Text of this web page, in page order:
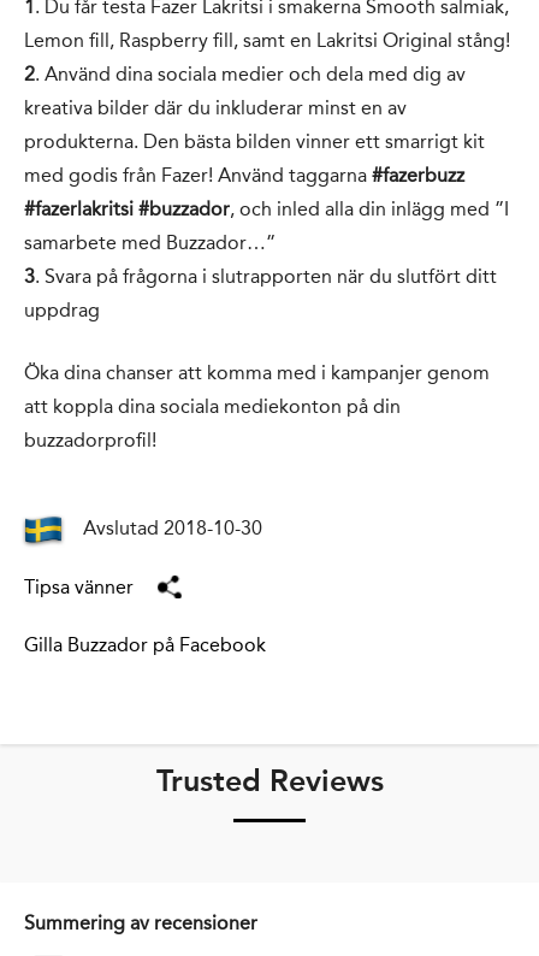
1. Du får testa Fazer Lakritsi i smakerna Smooth salmiak,
Lemon fill, Raspberry fill, samt en Lakritsi Original stång!
2. Använd dina sociala medier och dela med dig av
kreativa bilder där du inkluderar minst en av
produkterna. Den bästa bilden vinner ett smarrigt kit
med godis från Fazer! Använd taggarna #fazerbuzz
#fazerlakritsi #buzzador, och inled alla din inlägg med ”I
samarbete med Buzzador…”
3. Svara på frågorna i slutrapporten när du slutfört ditt
uppdrag
Öka dina chanser att komma med i kampanjer genom
att koppla dina sociala mediekonton på din
buzzadorprofil!
Avslutad 2018-10-30
Tipsa vänner
Gilla Buzzador på Facebook
Trusted Reviews
Summering av recensioner